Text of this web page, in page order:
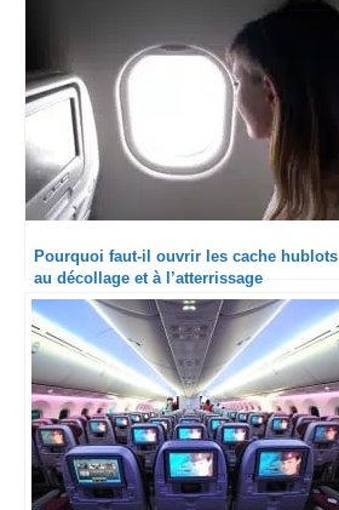
Pourquoi faut-il ouvrir les cache hublots
au décollage et à l’atterrissage